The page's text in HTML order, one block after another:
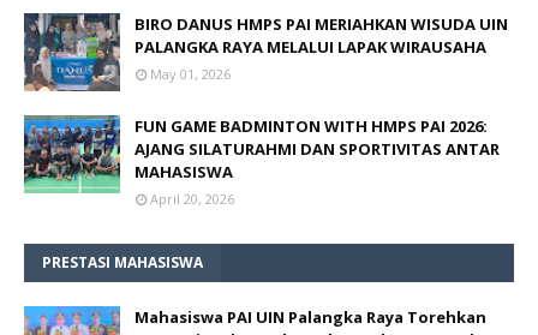
BIRO DANUS HMPS PAI MERIAHKAN WISUDA UIN
PALANGKA RAYA MELALUI LAPAK WIRAUSAHA
May 01, 2026
FUN GAME BADMINTON WITH HMPS PAI 2026:
AJANG SILATURAHMI DAN SPORTIVITAS ANTAR
MAHASISWA
April 20, 2026
PRESTASI MAHASISWA
Mahasiswa PAI UIN Palangka Raya Torehkan